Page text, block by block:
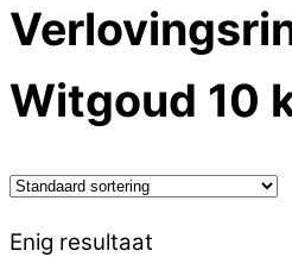
Witgoud 10
Enig resultaat